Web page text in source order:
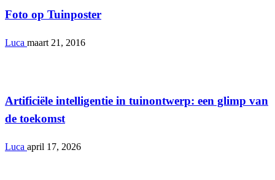
Foto op Tuinposter
Luca maart 21, 2016
Artificiële intelligentie in tuinontwerp: een glimp van
de toekomst
Luca april 17, 2026